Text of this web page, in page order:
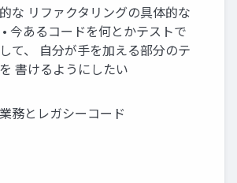
な リファクタリングの具体的な
今あるコードを何とかテストで
て、 自分が手を加える部分のテ
書けるようにしたい
務とレガシーコード